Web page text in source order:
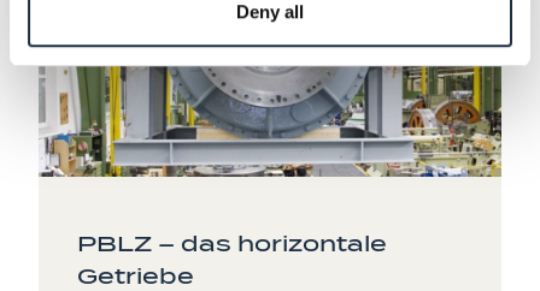
Deny all
PBLZ – das horizontale
Getriebe